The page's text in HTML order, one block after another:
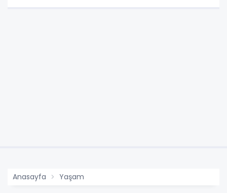
Anasayfa Yaşam